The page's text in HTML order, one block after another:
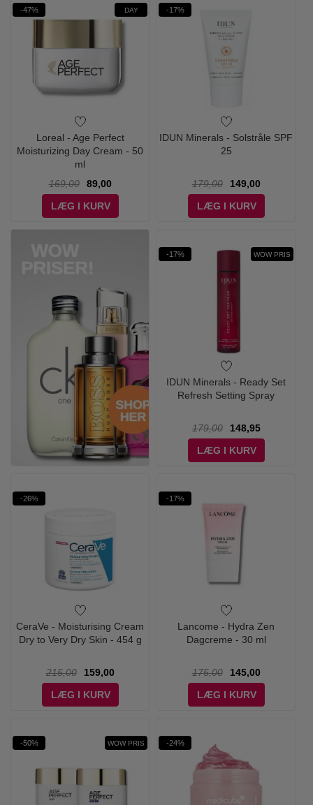
-47% DAY
Loreal - Age Perfect
Moisturizing Day Cream - 50
ml
169,00
89,00
LÆG I KURV
-17%
IDUN Minerals - Solstråle SPF
25
179,00
149,00
LÆG I KURV
-17% WOW PRIS
IDUN Minerals - Ready Set
Refresh Setting Spray
179,00
148,95
LÆG I KURV
-26%
CeraVe - Moisturising Cream
Dry to Very Dry Skin - 454 g
215,00
159,00
LÆG I KURV
-17%
Lancome - Hydra Zen
Dagcreme - 30 ml
175,00
145,00
LÆG I KURV
-50% WOW PRIS -24%